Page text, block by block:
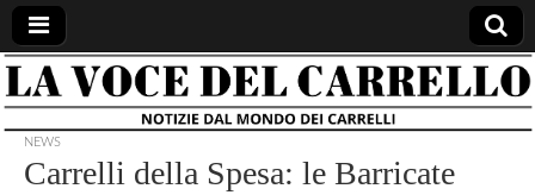
la voce
del
notizie
dal
mondo
carrelli
NEWS
Carrelli della Spesa: le Barricate